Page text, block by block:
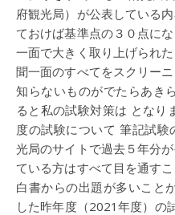
府観光局）が公表している
ておけば基準点の３０点に
一面で大きく取り上げられ
聞一面のすべてをスクリー
知らないものがでたらあき
ると私の試験対策は となり
度の試験について 筆記試験
光局のサイトで過去５年分
ている方はすべて目を通す
白書からの出題が多いこと
した昨年度（2021年度）の